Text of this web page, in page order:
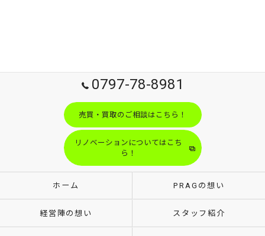
0797-78-8981
売買・買取のご相談はこちら！
リノベーションについてはこち
ら！
ホーム PRAGの想い
経営陣の想い スタッフ紹介